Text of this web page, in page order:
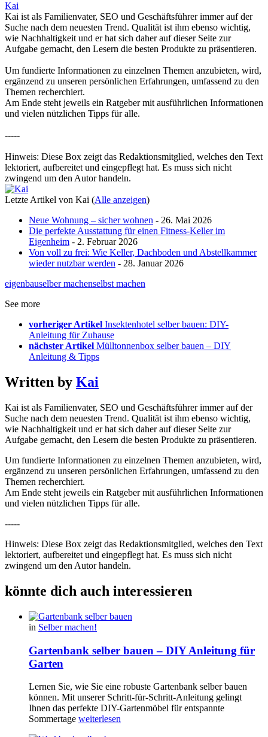
Kai
Kai ist als Familienvater, SEO und Geschäftsführer immer auf der
Suche nach dem neuesten Trend. Qualität ist ihm ebenso wichtig,
wie Nachhaltigkeit und er hat sich daher auf dieser Seite zur
Aufgabe gemacht, den Lesern die besten Produkte zu präsentieren.
Um fundierte Informationen zu einzelnen Themen anzubieten, wird,
ergänzend zu unseren persönlichen Erfahrungen, umfassend zu den
Themen recherchiert.
Am Ende steht jeweils ein Ratgeber mit ausführlichen Informationen
und vielen nützlichen Tipps für alle.
-----
Hinweis: Diese Box zeigt das Redaktionsmitglied, welches den Text
lektoriert, aufbereitet und eingepflegt hat. Es muss sich nicht
zwingend um den Autor handeln.
Letzte Artikel von Kai (Alle anzeigen)
Neue Wohnung – sicher wohnen - 26. Mai 2026
Die perfekte Ausstattung für einen Fitness-Keller im
Eigenheim - 2. Februar 2026
Von voll zu frei: Wie Keller, Dachboden und Abstellkammer
wieder nutzbar werden - 28. Januar 2026
eigenbauselber machenselbst machen
See more
vorheriger Artikel Insektenhotel selber bauen: DIY-
Anleitung für Zuhause
nächster Artikel Mülltonnenbox selber bauen – DIY
Anleitung & Tipps
Written by Kai
Kai ist als Familienvater, SEO und Geschäftsführer immer auf der
Suche nach dem neuesten Trend. Qualität ist ihm ebenso wichtig,
wie Nachhaltigkeit und er hat sich daher auf dieser Seite zur
Aufgabe gemacht, den Lesern die besten Produkte zu präsentieren.
Um fundierte Informationen zu einzelnen Themen anzubieten, wird,
ergänzend zu unseren persönlichen Erfahrungen, umfassend zu den
Themen recherchiert.
Am Ende steht jeweils ein Ratgeber mit ausführlichen Informationen
und vielen nützlichen Tipps für alle.
-----
Hinweis: Diese Box zeigt das Redaktionsmitglied, welches den Text
lektoriert, aufbereitet und eingepflegt hat. Es muss sich nicht
zwingend um den Autor handeln.
könnte dich auch interessieren
in Selber machen!
Gartenbank selber bauen – DIY Anleitung für
Garten
Lernen Sie, wie Sie eine robuste Gartenbank selber bauen
können. Mit unserer Schritt-für-Schritt-Anleitung gelingt
Ihnen das perfekte DIY-Gartenmöbel für entspannte
Sommertage weiterlesen